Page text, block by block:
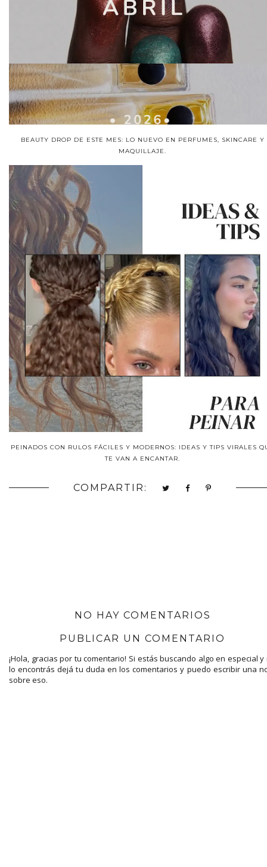
BEAUTY DROP DE ESTE MES: LO NUEVO EN PERFUMES, SKINCARE Y
MAQUILLAJE.
PEINADOS CON RULOS FÁCILES Y MODERNOS: IDEAS Y TIPS VIRALES
TE VAN A ENCANTAR.
COMPARTIR:
NO HAY COMENTARIOS
PUBLICAR UN COMENTARIO
¡Hola, gracias por tu comentario! Si estás buscando algo en especial y
lo encontrás dejá tu duda en los comentarios y puedo escribir una
sobre eso.